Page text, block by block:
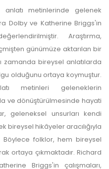
metinlerinde gelenek
Dolby ve Katherine Briggs'in
Araştırma,
günümüze aktarılan bir
zamanda bireysel anlatılarda
olduğunu ortaya koymuştur.
metinleri geleneklerin
ve dönüştürülmesinde hayati
geleneksel unsurları kendi
hikâyeler aracılığıyla
folklor, hem bireysel
ortaya çıkmaktadır. Richard
Briggs'in çalışmaları,